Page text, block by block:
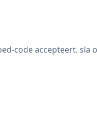
code accepteert. sla